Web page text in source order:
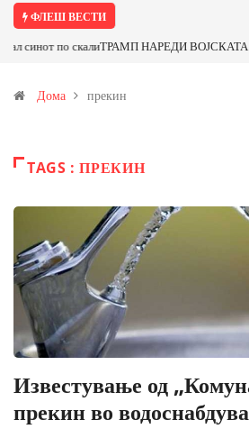
ФЛЕШ ВЕСТИ
ТРАМП НАРЕДИ ВОЈСКАТА ДА КОРИСТИ
Иловица и со антимонот?
Дома прекин
TAGS : ПРЕКИН
Известување од
прекин во